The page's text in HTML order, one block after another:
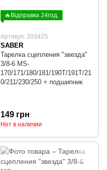
🔥Відправка 24год.
Артикул: 203425
SABER
Тарелка сцепления "звезда"
3/8-6 MS-
170/171/180/181/190T/191T/21
0/211/230/250 + подшипник
149 грн
Нет в наличии